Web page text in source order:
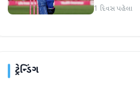
બન્યા પછી
1 દિવસ પહેલા
ટ્રેન્ડિંગ